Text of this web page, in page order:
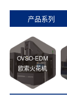
产品系列
OVSO-EDM
欧索火花机